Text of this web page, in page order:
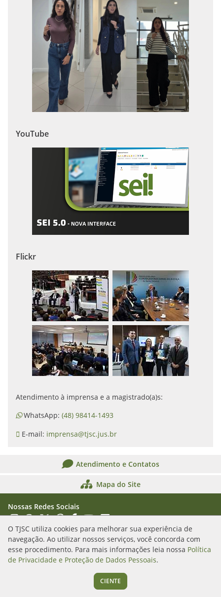
O TJSC utiliza cookies para melhorar sua experiência de
navegação. Ao utilizar nossos serviços, você concorda com
esse procedimento. Para mais informações leia nossa Política
de Privacidade e Proteção de Dados Pessoais.
CIENTE
YouTube
Flickr
Atendimento à imprensa e a magistrado(a)s:
WhatsApp: (48) 98414-1493
E-mail: imprensa@tjsc.jus.br
Atendimento e Contatos
Mapa do Site
Nossas Redes Sociais
Acessar Instagram
Acessar WhatsApp
Acessar XAcessar Threads
Acessar Facebook
Acessar YouTube
Acessar Flickr
Acessar SoundCloud
Rua Álvaro Millen da Silveira, n. 208
Florianópolis/SC - CEP: 88020-901
Segunda a sexta das 12h às 19h